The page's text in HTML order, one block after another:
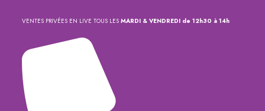
VENTES PRIVÉES EN LIVE TOUS LES MARDI & VENDREDI de 12h30 à 14h